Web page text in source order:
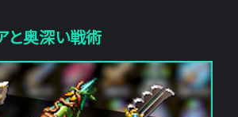
と奥深い戦術